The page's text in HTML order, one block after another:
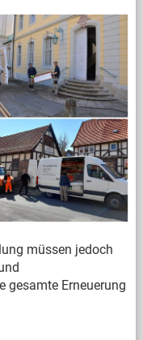
müssen jedoch
gesamte Erneuerung